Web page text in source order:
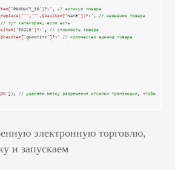
электронную торговлю,
и запускаем